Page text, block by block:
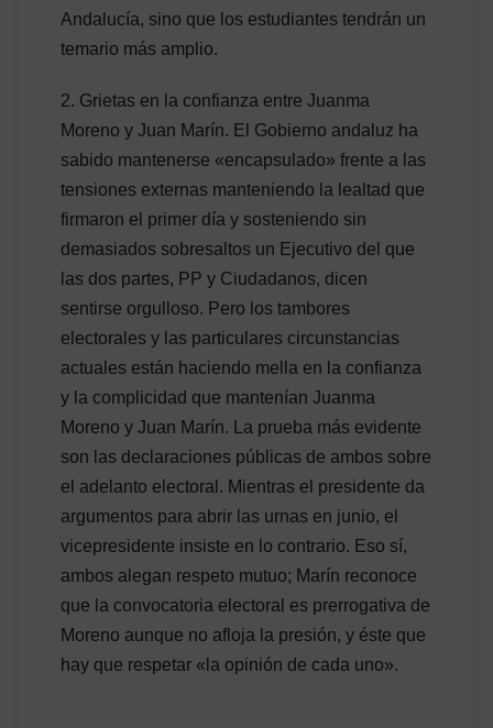
Andalucía, sino que los estudiantes tendrán un
temario más amplio.
2. Grietas en la confianza entre Juanma
Moreno y Juan Marín. El Gobierno andaluz ha
sabido mantenerse «encapsulado» frente a las
tensiones externas manteniendo la lealtad que
firmaron el primer día y sosteniendo sin
demasiados sobresaltos un Ejecutivo del que
las dos partes, PP y Ciudadanos, dicen
sentirse orgulloso. Pero los tambores
electorales y las particulares circunstancias
actuales están haciendo mella en la confianza
y la complicidad que mantenían Juanma
Moreno y Juan Marín. La prueba más evidente
son las declaraciones públicas de ambos sobre
el adelanto electoral. Mientras el presidente da
argumentos para abrir las urnas en junio, el
vicepresidente insiste en lo contrario. Eso sí,
ambos alegan respeto mutuo; Marín reconoce
que la convocatoria electoral es prerrogativa de
Moreno aunque no afloja la presión, y éste que
hay que respetar «la opinión de cada uno».